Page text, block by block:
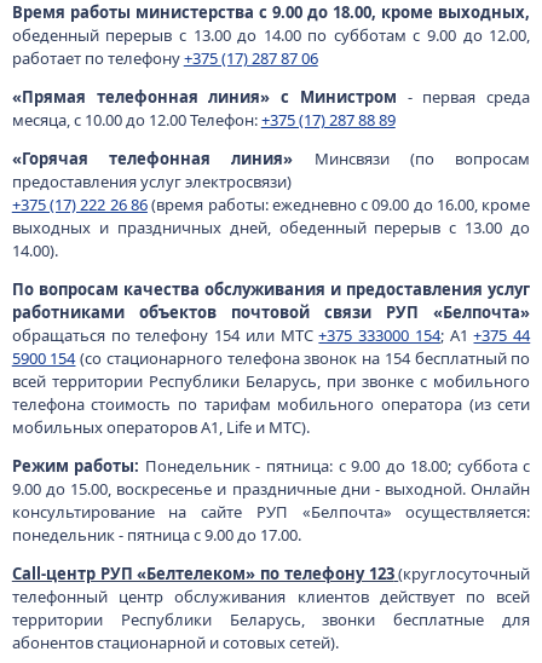
Время работы министерства с 9.00 до 18.00, кроме выходных,
обеденный перерыв с 13.00 до 14.00 по субботам с 9.00 до 12.00,
работает по телефону+375 (17) 287 87 06
«Прямая телефонная линия» с Министром - первая среда
месяца, с 10.00 до 12.00 Телефон:+375 (17) 287 88 89
«Горячая телефонная линия» Минсвязи (по вопросам
предоставления услуг электросвязи)
+375 (17) 222 26 86(время работы: ежедневно с 09.00 до 16.00, кроме
выходных и праздничных дней, обеденный перерыв с 13.00 до
14.00).
По вопросам качества обслуживания и предоставления услуг
работниками объектов почтовой связи РУП «Белпочта»
обращаться по телефону 154 или МТС+375 333000 154; А1+375 44
5900 154(со стационарного телефона звонок на 154 бесплатный по
всей территории Республики Беларусь, при звонке с мобильного
телефона стоимость по тарифам мобильного оператора (из сети
мобильных операторов А1, Life и МТС).
Режим работы: Понедельник - пятница: с 9.00 до 18.00; суббота с
9.00 до 15.00, воскресенье и праздничные дни - выходной. Онлайн
консультирование на сайте РУП «Белпочта» осуществляется:
понедельник - пятница с 9.00 до 17.00.
Call-центр РУП «Белтелеком» по телефону 123 (круглосуточный
телефонный центр обслуживания клиентов действует по всей
территории Республики Беларусь, звонки бесплатные для
абонентов стационарной и сотовых сетей).